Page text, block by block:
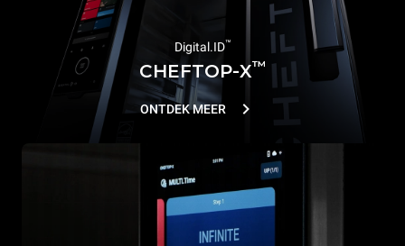
Digital.ID™
CHEFTOP-X™
ONTDEK MEER